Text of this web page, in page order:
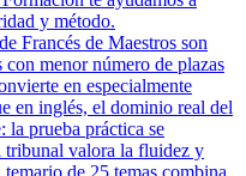
y método.
Francés de Maestros son
con menor número de plazas
en especialmente
en inglés, el dominio real del
la prueba práctica se
tribunal valora la fluidez y
de 25 temas combina